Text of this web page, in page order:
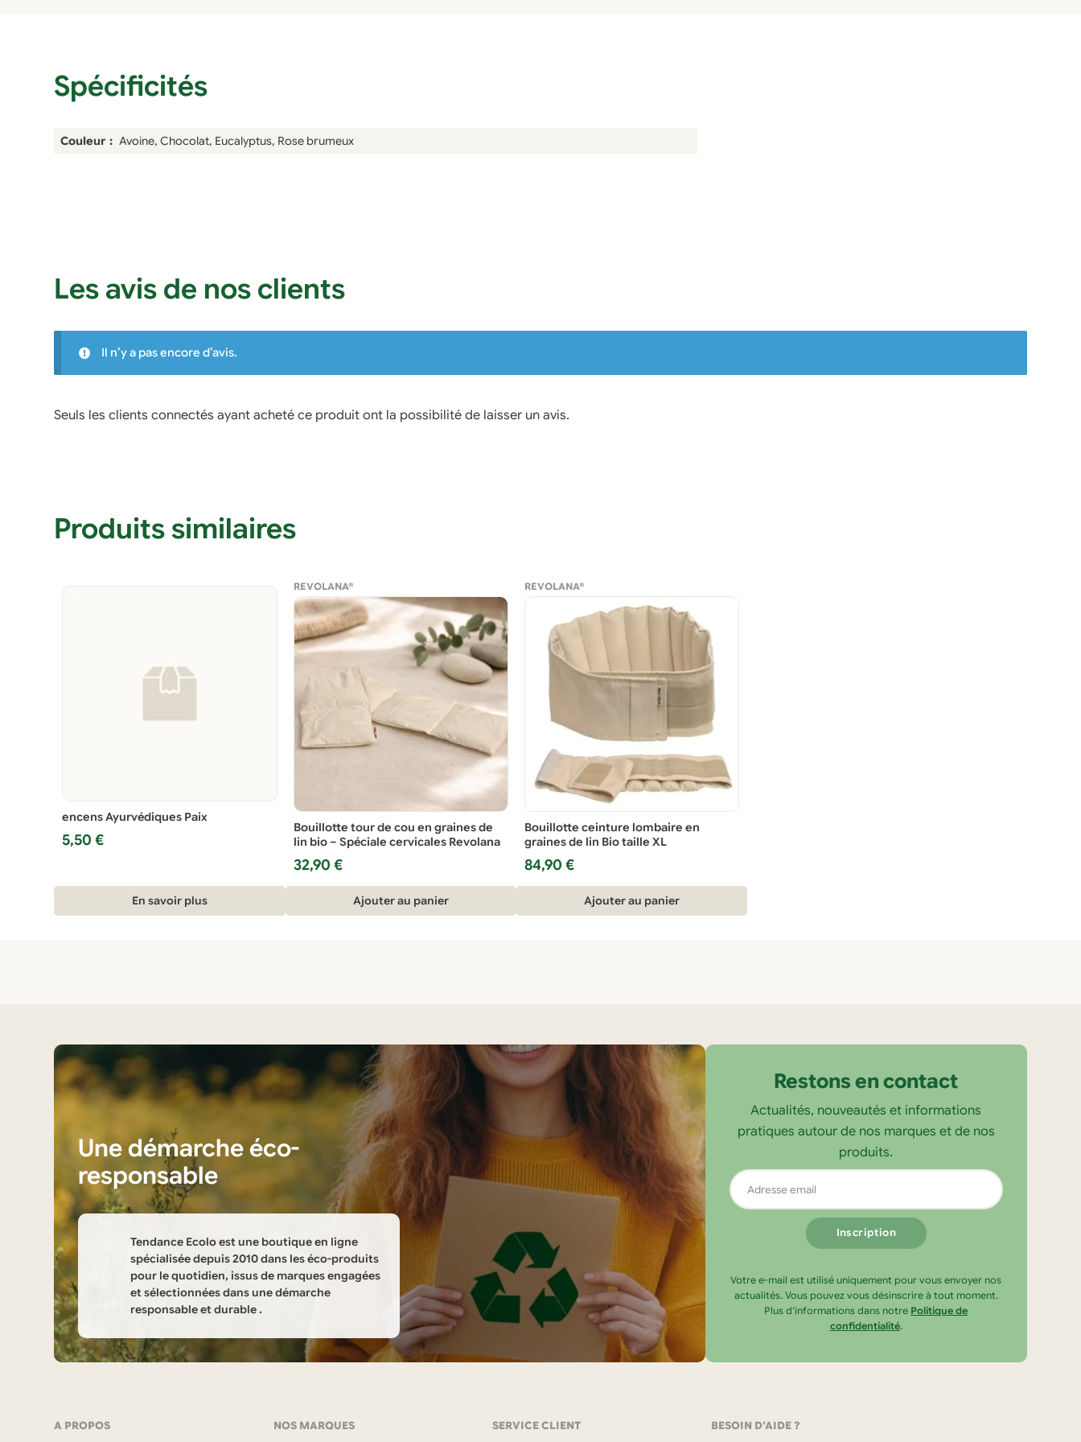
Spécificités
Couleur Avoine, Chocolat, Eucalyptus, Rose brumeux
Les avis de nos clients
Il n’y a pas encore d’avis.
Seuls les clients connectés ayant acheté ce produit ont la possibilité de laisser un avis.
Produits similaires
encens Ayurvédiques Paix
5,50€
En savoir plus
REVOLANA®
Bouillotte tour de cou en graines de
lin bio – Spéciale cervicales Revolana
32,90 €
Ajouter au panier
REVOLANA®
Bouillotte ceinture lombaire en
graines de lin Bio taille XL
84,90 €
Ajouter au panier
Informations
la
Une démarche éco-
responsable
Tendance Ecolo est une boutique en ligne
spécialisée depuis 2010 dans les éco-produits
pour le quotidien, issus de marques engagées
et sélectionnées dans une démarche
responsable et durable .
Restons en contact
Actualités, nouveautés et informations
pratiques autour de nos marques et de nos
produits.
Adresse
email
Votre e-mail est utilisé uniquement pour vous envoyer nos
actualités. Vous pouvez vous désinscrire à tout moment.
Plus d’informations dans notre Politique de
confidentialité.
Navigation
A PROPOS NOS MARQUES SERVICE CLIENT BESOIN D'AIDE ?